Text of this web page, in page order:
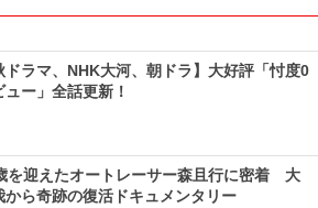
ドラマ、NHK大河、朝ドラ】大好評「忖度0
ュー」全話更新！
を迎えたオートレーサー森且行に密着 大
から奇跡の復活ドキュメンタリー